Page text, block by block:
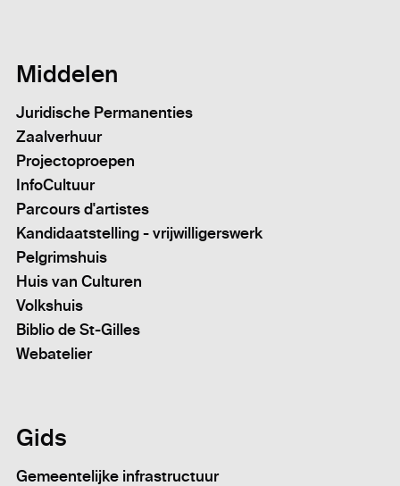
Middelen
Juridische Permanenties
Zaalverhuur
Projectoproepen
InfoCultuur
Parcours d'artistes
Kandidaatstelling - vrijwilligerswerk
Pelgrimshuis
Huis van Culturen
Volkshuis
Biblio de St-Gilles
Webatelier
Gids
Gemeentelijke infrastructuur